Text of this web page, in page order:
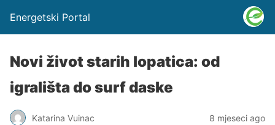
Energetski Portal
Novi život starih lopatica: od
igrališta do surf daske
Katarina Vuinac 8 mjeseci ago